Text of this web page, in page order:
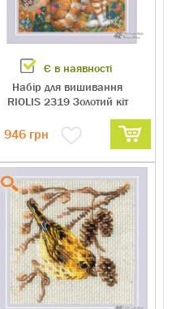
Є в наявності
Набір для вишивання
RIOLIS 2319 Золотий кіт
946грн